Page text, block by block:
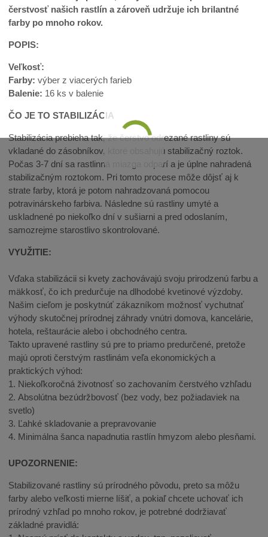
čerstvosť našich rastlín a zároveň udržuje ich brilantné
farby po mnoho rokov.
POPIS:
Veľkosť:
Farby: výber z viacerých farieb
Balenie: 16 ks v balenie
ČO JE TO STABILIZÁCIA
Stabilizácia prebieha tak, že čerstvo odrezané rastliny sú
vkladané do zásobníkov, ktoré obsahujú stabilizačný roztok.
Počas 3-7 dní sa rastlinná miazga odparí a je úplne nahradená
stabilizačným roztokom. Pri tomto procese môže dôjsť aj k
strate farby, ktorá je potom nahradzovaná pomocou
potravinárskeho farbiva. Následne sú rastliny umyté a
uskladnené po niekoľko dní v sušiarni a pred odoslaním,
samozrejme starostlivo skontrolované.
VYUŽITIE:
Vďaka stabilizácii si kvety zachovávajú svoju prirodzenú farbu a
mäkkosť, čo ich predurčuje na dlhodobé kvetinové výzdoby.
Našim cieľom je poskytnúť zákazníkom možnosť vychutnať
výhody skutočnej prírodnej záhrady vnútri domova, kancelárie,
hotela, reštaurácie alebo i obchodného centra.
Takto upravené rastliny sú pre to priamo predurčené, pretože
majú oproti čerstvým rastlinám veľa ekonomických a
praktických výhod:
1. Niekoľkoročná životnosť so zachovaním čerstvého vzhľadu
2. Absolútna bezúdržbovosť (bez vody, bez požiadaviek na
svetlo)
3. Ľahké skladovanie a prepravovanie
4. Minimálna šanca napadnutia rastlín hmyzom alebo plesňami.
UPOZORNENIE:
Stabilizované rastliny sú prírodného pôvodu, preto sa môžu
farby alebo veľkosti mierne líšiť, a pokiaľ chcete uchovať ich
prírodný vzhľad po mnoho rokov, je potrebné dodržiavať
základné pravidlá: